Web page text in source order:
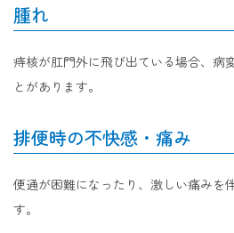
腫れ
痔核が肛門外に飛び出ている場合、病
とがあります。
排便時の不快感・痛み
便通が困難になったり、激しい痛みを
す。